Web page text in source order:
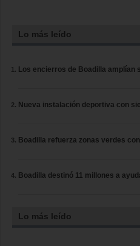
Lo más leído
Los encierros de Boadilla amplían
Nueva instalación deportiva con
Boadilla refuerza zonas verdes
Boadilla destinó 11 millones a
Lo más leído